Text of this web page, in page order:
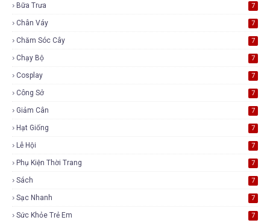
Bữa Trưa 7
Chân Váy 7
Chăm Sóc Cây 7
Chạy Bộ 7
Cosplay 7
Công Sở 7
Giảm Cân 7
Hạt Giống 7
Lễ Hội 7
Phụ Kiện Thời Trang 7
Sách 7
Sạc Nhanh 7
Sức Khỏe Trẻ Em 7